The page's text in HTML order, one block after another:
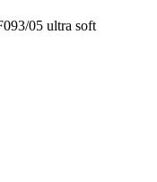
05 ultra soft